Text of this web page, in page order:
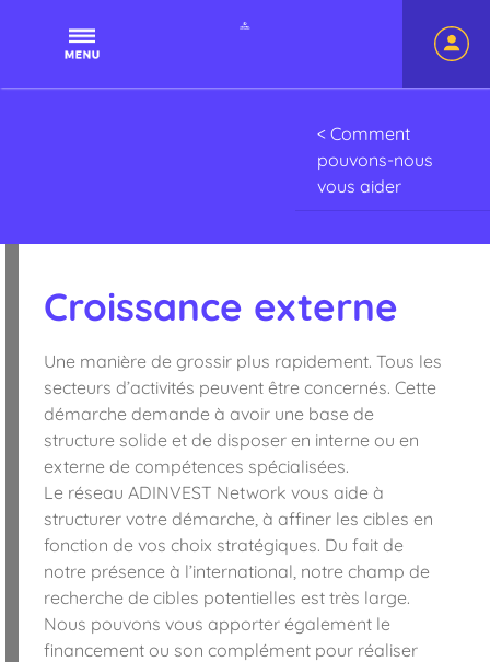
principale
Upbusinessnetwork
< Comment
pouvons-nous
vous aider
Croissance externe
Une manière de grossir plus rapidement. Tous les
secteurs d’activités peuvent être concernés. Cette
démarche demande à avoir une base de
structure solide et de disposer en interne ou en
externe de compétences spécialisées.
Le réseau ADINVEST Network vous aide à
structurer votre démarche, à affiner les cibles en
fonction de vos choix stratégiques. Du fait de
notre présence à l’international, notre champ de
recherche de cibles potentielles est très large.
Nous pouvons vous apporter également le
financement ou son complément pour réaliser